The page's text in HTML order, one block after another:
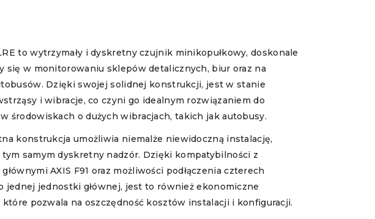
to wytrzymały i dyskretny czujnik minikopułkowy, doskonale
się w monitorowaniu sklepów detalicznych, biur oraz na
Dzięki swojej solidnej konstrukcji, jest w stanie
i wibracje, co czyni go idealnym rozwiązaniem do
środowiskach o dużych wibracjach, takich jak autobusy.
konstrukcja umożliwia niemalże niewidoczną instalację,
tym samym dyskretny nadzór. Dzięki kompatybilności z
AXIS F91 oraz możliwości podłączenia czterech
jednej jednostki głównej, jest to również ekonomiczne
które pozwala na oszczędność kosztów instalacji i konfiguracji.